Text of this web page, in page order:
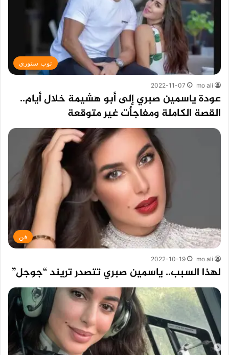
توب ستوري
mo ali
2022-11-07
عودة ياسمين صبري إلى أبو هشيمة خلال أيام..
القصة الكاملة ومفاجأت غير متوقعة
فن
mo ali
2022-10-19
لهذا السبب.. ياسمين صبري تتصدر تريند “جوجل”